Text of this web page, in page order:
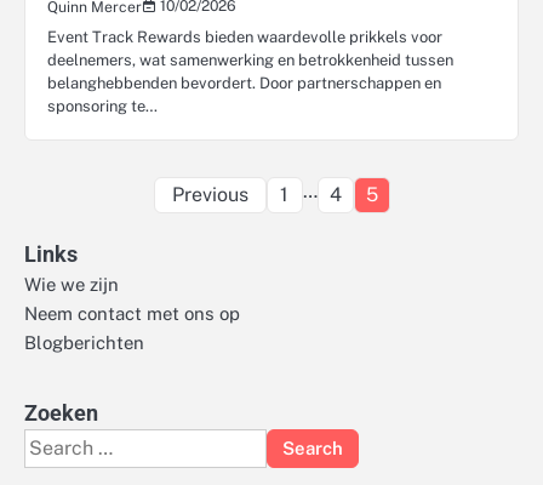
Quinn Mercer
10/02/2026
Event Track Rewards bieden waardevolle prikkels voor
deelnemers, wat samenwerking en betrokkenheid tussen
belanghebbenden bevordert. Door partnerschappen en
sponsoring te…
Posts
Previous 1 … 4 5
Links
Wie we zijn
Neem contact met ons op
Blogberichten
Zoeken
Search
for: